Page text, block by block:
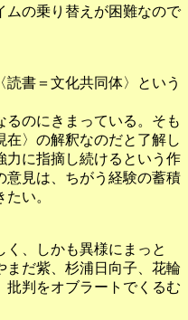
の乗り替えが困難なので
書＝文化共同体〉という
のにきまっている。そも
〉の解釈なのだと了解し
力に指摘し続けるという作
意見は、ちがう経験の蓄積
い。
、しかも異様にまっと
まだ紫、杉浦日向子、花輪
判をオブラートでくるむ